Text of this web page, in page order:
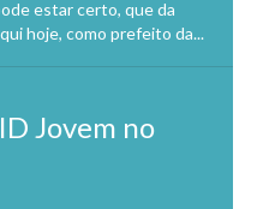
estar certo, que da
hoje, como prefeito da...
Jovem no